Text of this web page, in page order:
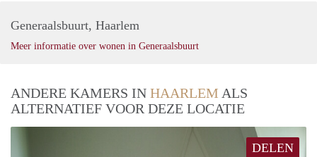
Generaalsbuurt, Haarlem
Meer informatie over wonen in Generaalsbuurt
ANDERE KAMERS IN HAARLEM ALS
ALTERNATIEF VOOR DEZE LOCATIE
DELEN